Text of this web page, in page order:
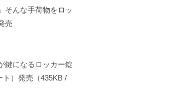
そんな手荷物をロッ
売
鍵になるロッカー錠
ト）発売（435KB /